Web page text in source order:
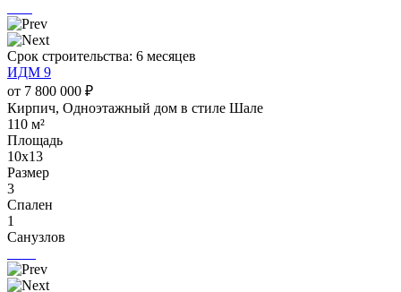
Срок строительства: 6 месяцев
ИДМ 9
от 7 800 000 ₽
Кирпич, Одноэтажный дом в стиле Шале
110 м²
Площадь
10х13
Размер
3
Спален
1
Санузлов